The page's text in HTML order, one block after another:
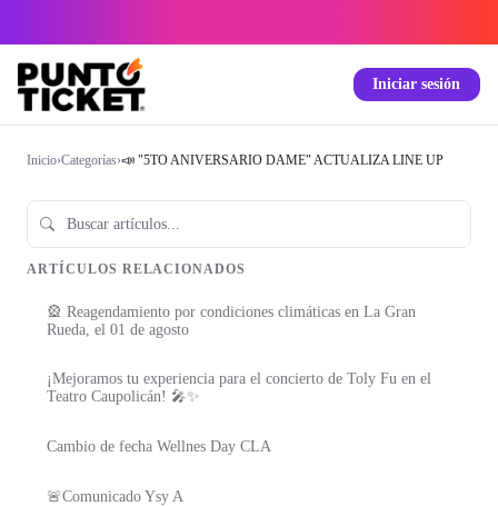
Iniciar sesión
Inicio›Categorías›📣️ "5TO ANIVERSARIO DAME" ACTUALIZA LINE UP
ARTÍCULOS RELACIONADOS
🎡 Reagendamiento por condiciones climáticas en La Gran
Rueda, el 01 de agosto
¡Mejoramos tu experiencia para el concierto de Toly Fu en el
Teatro Caupolicán! 🎤✨
Cambio de fecha Wellnes Day CLA
🚨Comunicado Ysy A